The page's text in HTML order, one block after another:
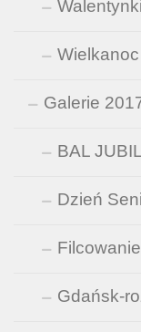
Galerie
BAL
Dzień
Gdańsk-